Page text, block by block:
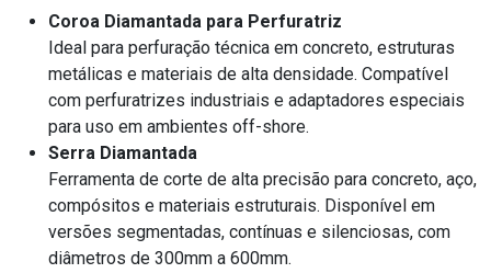
Coroa Diamantada para Perfuratriz
Ideal para perfuração técnica em concreto, estruturas
metálicas e materiais de alta densidade. Compatível
com perfuratrizes industriais e adaptadores especiais
para uso em ambientes off-shore.
Serra Diamantada
Ferramenta de corte de alta precisão para concreto, aço,
compósitos e materiais estruturais. Disponível em
versões segmentadas, contínuas e silenciosas, com
diâmetros de 300mm a 600mm.